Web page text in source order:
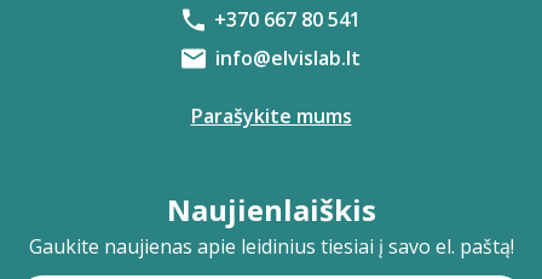
+370 667 80 541
info@elvislab.lt
Parašykite mums
Naujienlaiškis
Gaukite naujienas apie leidinius tiesiai į savo el. paštą!